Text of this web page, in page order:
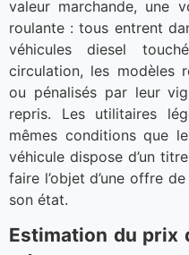
valeur marchande, une
roulante : tous entrent
véhicules diesel
circulation, les modèles
ou pénalisés par leur
repris. Les utilitaires
mêmes conditions que
véhicule dispose d’un
faire l’objet d’une offre
son état.
Estimation du prix